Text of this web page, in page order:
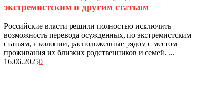
экстремистским и другим статьям
Российские власти решили полностью исключить
возможность перевода осужденных, по экстремистским
статьям, в колонии, расположенные рядом с местом
проживания их близких родственников и семей. ...
16.06.20250